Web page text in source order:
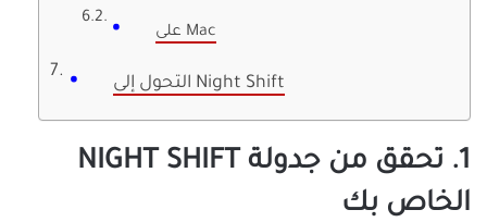
على Mac
التحول إلى Night Shift
1. تحقق من جدولة NIGHT SHIFT
الخاص بك